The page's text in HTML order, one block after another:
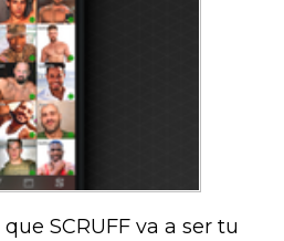
SCRUFF va a ser tu